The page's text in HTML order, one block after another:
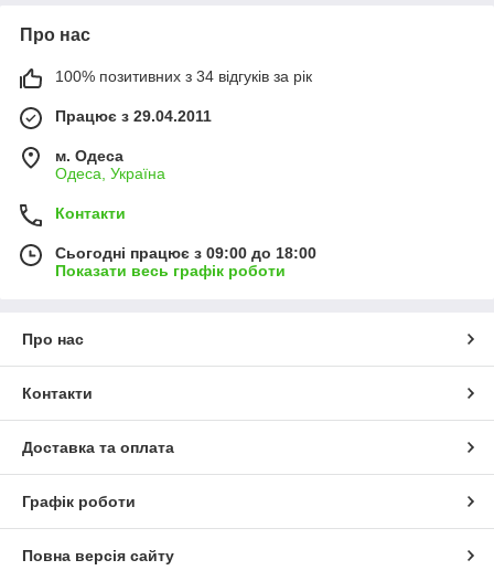
Про нас
100% позитивних з 34 відгуків за рік
Працює з 29.04.2011
м. Одеса
Одеса, Україна
Контакти
Сьогодні працює з 09:00 до 18:00
Показати весь графік роботи
Про нас
Контакти
Доставка та оплата
Графік роботи
Повна версія сайту